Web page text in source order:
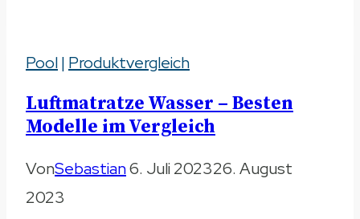
trockene
Haut
im
Pool| Produktvergleich
Luftmatratze Wasser – Besten
Modelle im Vergleich
VonSebastian6. Juli 202326. August
2023